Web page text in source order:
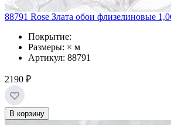
88791 Rose Злата обои флизелиновые
Покрытие:
Размеры: × м
Артикул: 88791
2190 ₽
В корзину